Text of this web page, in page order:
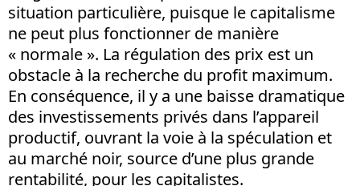
situation particulière, puisque le capitalisme
ne peut plus fonctionner de manière
« normale ». La régulation des prix est un
obstacle à la recherche du profit maximum.
En conséquence, il y a une baisse dramatique
des investissements privés dans l’appareil
productif, ouvrant la voie à la spéculation et
au marché noir, source d’une plus grande
rentabilité, pour les capitalistes.